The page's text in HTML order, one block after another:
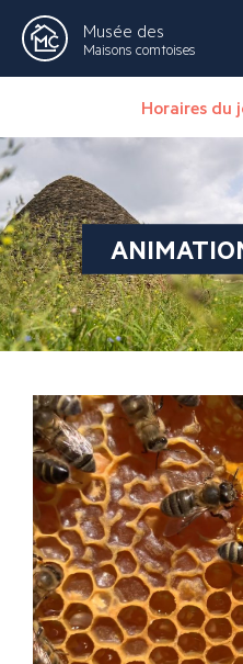
Musée des
Maisons comtoises
Horaires du